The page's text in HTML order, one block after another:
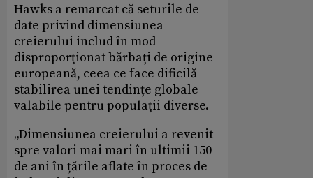
Hawks a remarcat că seturile de
date privind dimensiunea
creierului includ în mod
disproporționat bărbați de origine
europeană, ceea ce face dificilă
stabilirea unei tendințe globale
valabile pentru populații diverse.
„Dimensiunea creierului a revenit
spre valori mai mari în ultimii 150
de ani în țările aflate în proces de